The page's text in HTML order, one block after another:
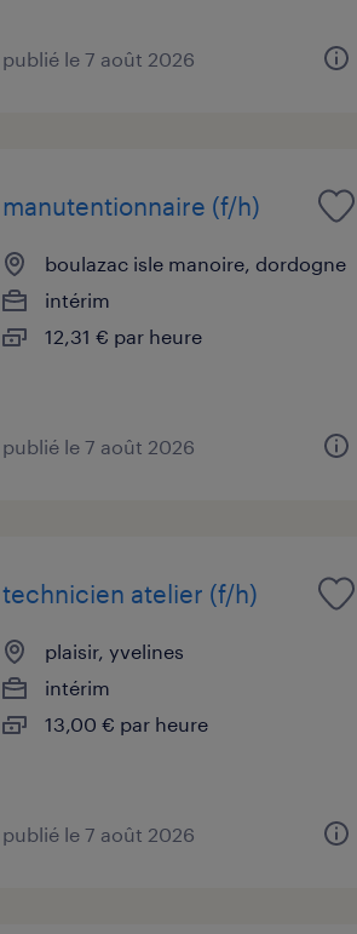
publié le 7 août 2026
manutentionnaire (f/h)
boulazac isle manoire, dordogne
intérim
12,31 € par heure
publié le 7 août 2026
technicien atelier (f/h)
plaisir, yvelines
intérim
13,00 € par heure
publié le 7 août 2026